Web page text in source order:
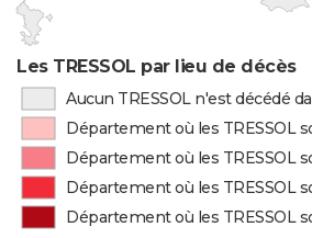
Les TRESSOL par lieu de décès
Aucun TRESSOL n'est décédé
Département où les TRESSOL
Département où les TRESSOL
Département où les TRESSOL
Département où les TRESSOL